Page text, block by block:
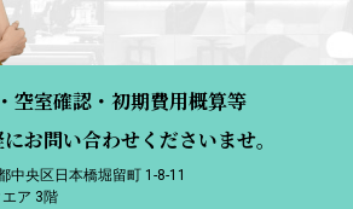
空室確認・初期費用概算等
お問い合わせくださいませ。
中央区日本橋堀留町 1-8-11
ア 3階